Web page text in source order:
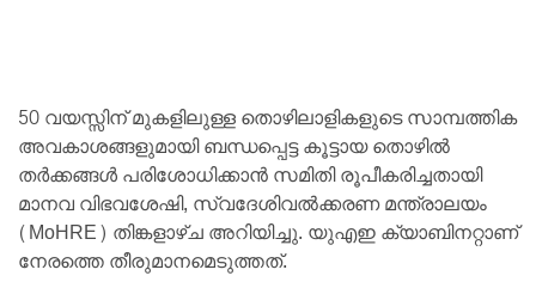
50 വയസ്സിന് മുകളിലുള്ള തൊഴിലാളികളുടെ സാമ്പത്തിക
അവകാശങ്ങളുമായി ബന്ധപ്പെട്ട കൂട്ടായ തൊഴിൽ
തർക്കങ്ങൾ പരിശോധിക്കാൻ സമിതി രൂപീകരിച്ചതായി
മാനവ വിഭവശേഷി, സ്വദേശിവൽക്കരണ മന്ത്രാലയം
(MoHRE) തിങ്കളാഴ്ച അറിയിച്ചു. യുഎഇ ക്യാബിനറ്റാണ്
നേരത്തെ തീരുമാനമെടുത്തത്.